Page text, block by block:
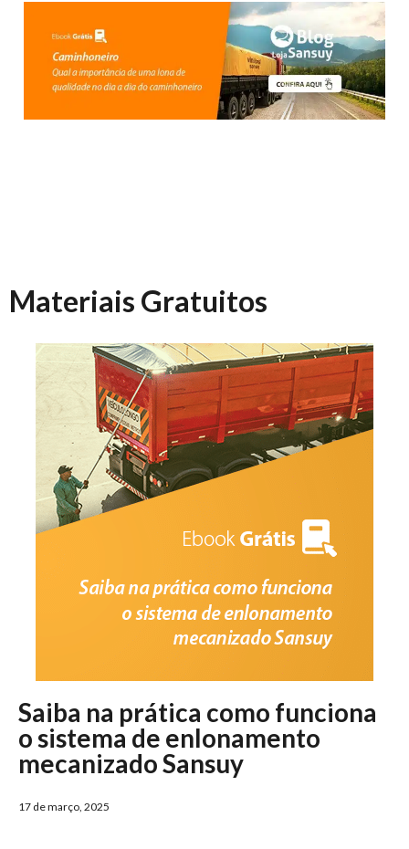
Materiais Gratuitos
Saiba na prática como funciona
o sistema de enlonamento
mecanizado Sansuy
17 de março, 2025